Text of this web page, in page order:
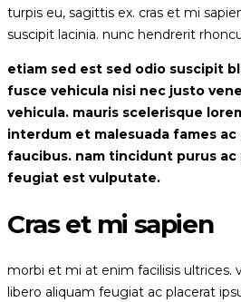
turpis eu, sagittis ex. cras et mi
suscipit lacinia. nunc hendrerit
etiam sed est sed odio suscipit
fusce vehicula nisi nec justo
vehicula. mauris scelerisque
interdum et malesuada fames
faucibus. nam tincidunt purus
feugiat est vulputate.
Cras et mi sapien
morbi et mi at enim facilisis ultrices.
libero aliquam feugiat ac placerat